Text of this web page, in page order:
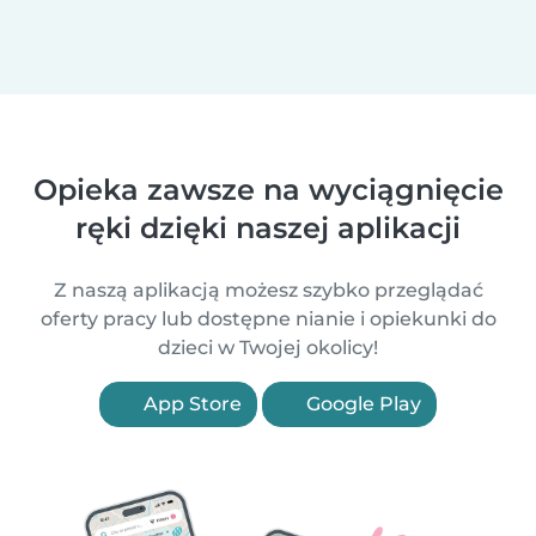
Opieka zawsze na wyciągnięcie
ręki dzięki naszej aplikacji
Z naszą aplikacją możesz szybko przeglądać
oferty pracy lub dostępne nianie i opiekunki do
dzieci w Twojej okolicy!
App Store Google Play